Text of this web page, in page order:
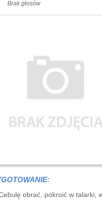
Brak głosów
obrać, pokroić w talarki,